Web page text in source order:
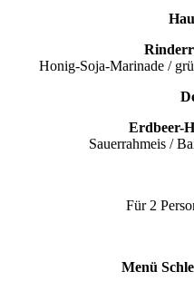
Honig-Soja-Marinade /
Erdbeer-
Sauerrahmeis /
Für 2
Menü